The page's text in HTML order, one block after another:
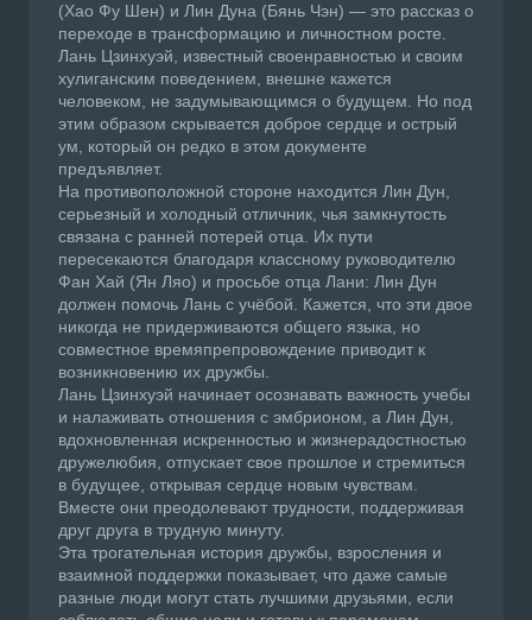
(Хао Фу Шен) и Лин Дуна (Бянь Чэн) — это рассказ о
переходе в трансформацию и личностном росте.
Лань Цзинхуэй, известный своенравностью и своим
хулиганским поведением, внешне кажется
человеком, не задумывающимся о будущем. Но под
этим образом скрывается доброе сердце и острый
ум, который он редко в этом документе
предъявляет.
На противоположной стороне находится Лин Дун,
серьезный и холодный отличник, чья замкнутость
связана с ранней потерей отца. Их пути
пересекаются благодаря классному руководителю
Фан Хай (Ян Ляо) и просьбе отца Лани: Лин Дун
должен помочь Лань с учёбой. Кажется, что эти двое
никогда не придерживаются общего языка, но
совместное времяпрепровождение приводит к
возникновению их дружбы.
Лань Цзинхуэй начинает осознавать важность учебы
и налаживать отношения с эмбрионом, а Лин Дун,
вдохновленная искренностью и жизнерадостностью
дружелюбия, отпускает свое прошлое и стремиться
в будущее, открывая сердце новым чувствам.
Вместе они преодолевают трудности, поддерживая
друг друга в трудную минуту.
Эта трогательная история дружбы, взросления и
взаимной поддержки показывает, что даже самые
разные люди могут стать лучшими друзьями, если